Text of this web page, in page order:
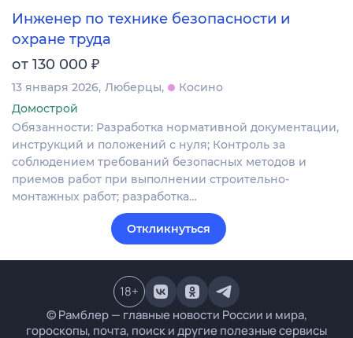
Инженер по технике безопасности и
охране труда
от 130 000 ₽
13 января 2026 Люберцы
Косино
Домострой
Обязанности: Разработка нормативной документации,
инструкций и положений с нуля; Контроль за
соблюдением требований безопасных методов и
приемов работ при выполнении строительно-
монтажных работ; разработка…
Откликнуться
© Рамблер — главные новости России и мира,
гороскопы, почта, поиск и другие полезные сервисы
18+